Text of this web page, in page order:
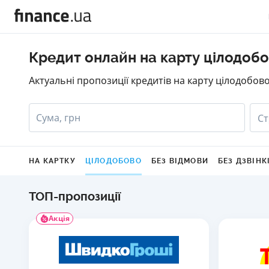
Кредит онлайн на карту
Актуальні пропозиції кредитів на карту
Сума, грн
НА КАРТКУ ЦІЛОДОБОВО БЕЗ ВІДМОВИ БЕЗ
ТОП-пропозиції
Акція